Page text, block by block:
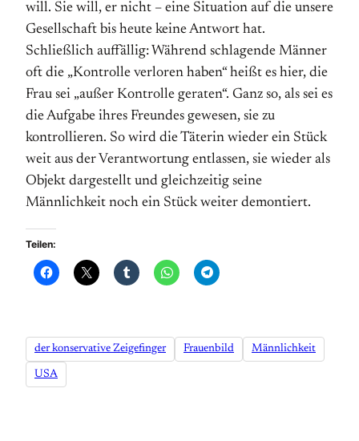
will. Sie will, er nicht – eine Situation auf die unsere
Gesellschaft bis heute keine Antwort hat.
Schließlich auffällig: Während schlagende Männer
oft die „Kontrolle verloren haben“ heißt es hier, die
Frau sei „außer Kontrolle geraten“. Ganz so, als sei es
die Aufgabe ihres Freundes gewesen, sie zu
kontrollieren. So wird die Täterin wieder ein Stück
weit aus der Verantwortung entlassen, sie wieder als
Objekt dargestellt und gleichzeitig seine
Männlichkeit noch ein Stück weiter demontiert.
Teilen:
der konservative Zeigefinger Frauenbild Männlichkeit
USA